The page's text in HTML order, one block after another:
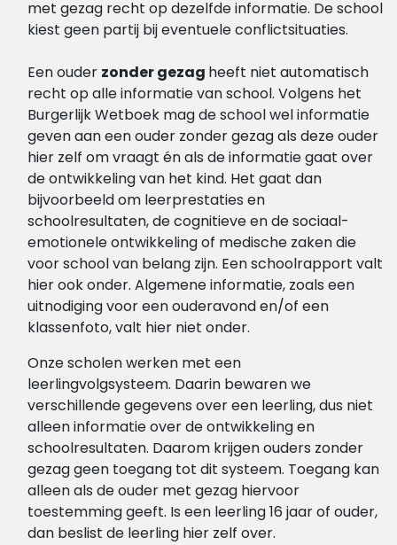
met gezag recht op dezelfde informatie. De school
kiest geen partij bij eventuele conflictsituaties.
Een ouder zonder gezag heeft niet automatisch
recht op alle informatie van school. Volgens het
Burgerlijk Wetboek mag de school wel informatie
geven aan een ouder zonder gezag als deze ouder
hier zelf om vraagt én als de informatie gaat over
de ontwikkeling van het kind. Het gaat dan
bijvoorbeeld om leerprestaties en
schoolresultaten, de cognitieve en de sociaal-
emotionele ontwikkeling of medische zaken die
voor school van belang zijn. Een schoolrapport valt
hier ook onder. Algemene informatie, zoals een
uitnodiging voor een ouderavond en/of een
klassenfoto, valt hier niet onder.
Onze scholen werken met een
leerlingvolgsysteem. Daarin bewaren we
verschillende gegevens over een leerling, dus niet
alleen informatie over de ontwikkeling en
schoolresultaten. Daarom krijgen ouders zonder
gezag geen toegang tot dit systeem. Toegang kan
alleen als de ouder met gezag hiervoor
toestemming geeft. Is een leerling 16 jaar of ouder,
dan beslist de leerling hier zelf over.